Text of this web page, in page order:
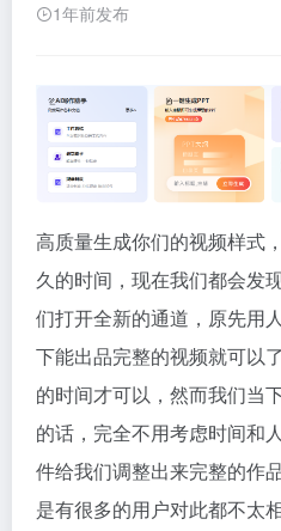
1年前发布
高质量生成你们的视频样式
久的时间，现在我们都会发
们打开全新的通道，原先用
下能出品完整的视频就可以
的时间才可以，然而我们当
的话，完全不用考虑时间和
件给我们调整出来完整的作
是有很多的用户对此都不太